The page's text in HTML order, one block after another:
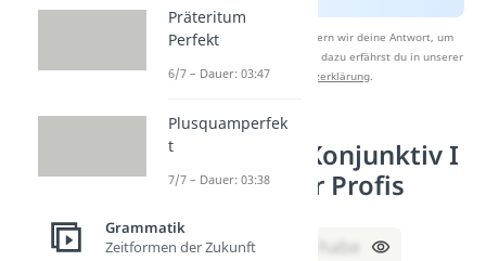
Nach Beantwortung speichern wir deine Antwort, um
Studyflix zu verbessern. Mehr dazu erfährst du in unserer
Datenschutzerklärung.
Gemischte Konjunktiv I
Übungen für Profis
Er glaubt, sie
habe
Präteritum
Perfekt
6/7 – Dauer: 03:47
Plusquamperfek
t
7/7 – Dauer: 03:38
Grammatik
Zeitformen der Zukunft